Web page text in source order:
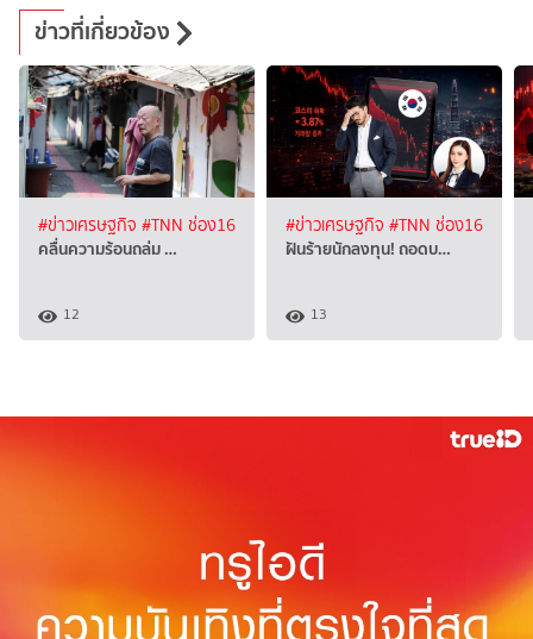
ข่าวที่เกี่ยวข้อง
#ข่าวเศรษฐกิจ #TNN ช่อง16
คลื่นความร้อนถล่ม …
12
#ข่าวเศรษฐกิจ #TNN ช่อง16
ฝันร้ายนักลงทุน! ถอดบ…
13